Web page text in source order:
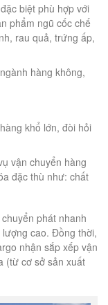
biệt phù hợp với
phẩm ngũ cốc chế
rau quả, trứng ấp,
hàng không,
khổ lớn, đòi hỏi
vận chuyển hàng
đặc thù như: chất
phát nhanh
cao. Đồng thời,
nhận sắp xếp vận
(từ cơ sở sản xuất